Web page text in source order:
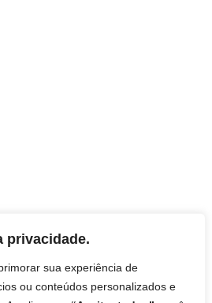
privacidade.
sua experiência de
ou conteúdos personalizados e